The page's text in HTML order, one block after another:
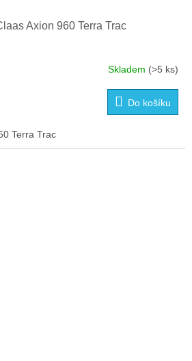
Axion 960 Terra Trac
Skladem (>5 ks)
Do košíku
Terra Trac